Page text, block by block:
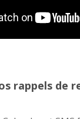
rappels de